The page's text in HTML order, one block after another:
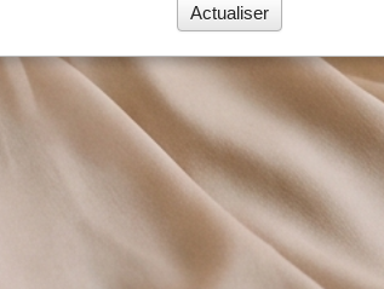
Actualiser